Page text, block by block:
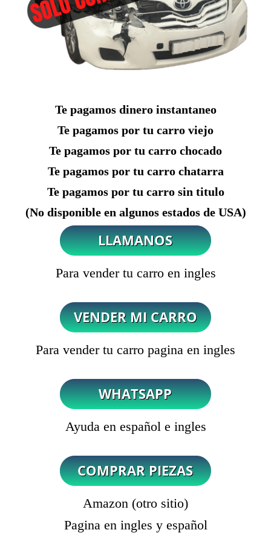
Te pagamos dinero instantaneo
Te pagamos por tu carro viejo
Te pagamos por tu carro chocado
Te pagamos por tu carro chatarra
Te pagamos por tu carro sin titulo
(No disponible en algunos estados de USA)
Para vender tu carro en ingles
Para vender tu carro pagina en ingles
Ayuda en español e ingles
Amazon (otro sitio)
Pagina en ingles y español